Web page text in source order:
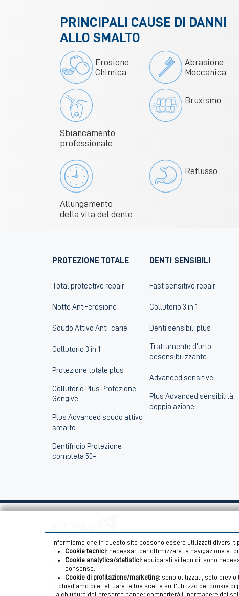
PRINCIPALI CAUSE DI DANNI
ALLO SMALTO
Erosione
Chimica
Abrasione
Meccanica
Sbiancamento
professionale
Bruxismo
Allungamento
della vita del dente
Reflusso
PROTEZIONE TOTALE
Total protective repair
Notte Anti-erosione
Scudo Attivo Anti-carie
Collutorio 3 in 1
Protezione totale plus
Collutorio Plus Protezione
Gengive
Plus Advanced scudo attivo
smalto
Dentifricio Protezione
completa 50+
DENTI SENSIBILI
Fast sensitive repair
Collutorio 3 in 1
Denti sensibili plus
Trattamento d'urto
desensibilizzante
Advanced sensitive
Plus Advanced sensibilità
doppia azione
COSWELL SPA Via P. Gobetti n. 4 – 40050 Funo di Argelato
Codice fiscale e n. d’iscrizione del Registro delle Imprese
sociale: € 27.867.000,00 i.v.
Società soggetta all’attività di Direzione e coordinamento
Informiamo che in questo sito possono essere utilizzati diversi
Cookie tecnici: necessari per ottimizzare la navigazione e
Cookie analytics/statistici: equiparati ai tecnici, sono
consenso.
Cookie di profilazione/marketing: sono utilizzati, solo
Ti chiediamo di effettuare le tue scelte sull’utilizzo dei cookie